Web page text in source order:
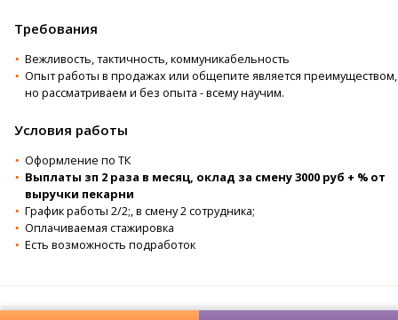
Требования
Вежливость, тактичность, коммуникабельность
Опыт работы в продажах или общепите является преимуществом,
но рассматриваем и без опыта - всему научим.
Условия работы
Оформление по ТК
Выплаты зп 2 раза в месяц, оклад за смену 3000 руб + % от
выручки пекарни
График работы 2/2;, в смену 2 сотрудника;
Оплачиваемая стажировка
Есть возможность подработок